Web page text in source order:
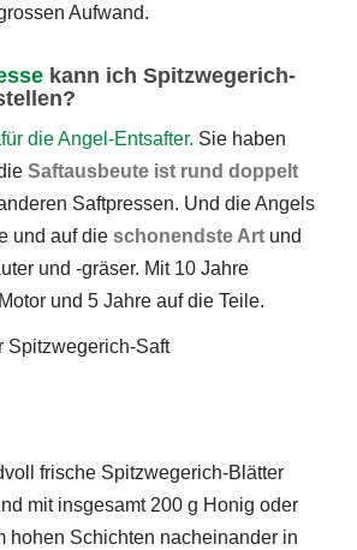
Aufwand.
kann ich Spitzwegerich-
die Angel-Entsafter. Sie haben
Saftausbeute ist rund doppelt
Saftpressen. Und die Angels
und auf die schonendste Art und
und -gräser. Mit 10 Jahre
und 5 Jahre auf die Teile.
frische Spitzwegerich-Blätter
mit insgesamt 200 g Honig oder
hohen Schichten nacheinander in